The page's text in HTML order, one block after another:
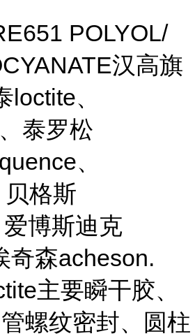
POLYOL/
汉高旗
、
泰罗松
、
格斯
博斯迪克
奇森acheson.
主要瞬干胶、
螺纹密封、圆柱